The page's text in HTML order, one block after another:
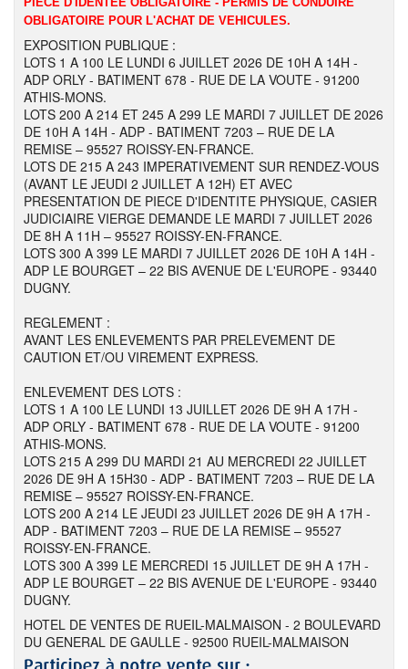
OBLIGATOIRE POUR L'ACHAT DE VEHICULES.
EXPOSITION PUBLIQUE :
LOTS 1 A 100 LE LUNDI 6 JUILLET 2026 DE 10H A 14H -
ADP ORLY - BATIMENT 678 - RUE DE LA VOUTE - 91200
ATHIS-MONS.
LOTS 200 A 214 ET 245 A 299 LE MARDI 7 JUILLET DE 2026
DE 10H A 14H - ADP - BATIMENT 7203 – RUE DE LA
REMISE – 95527 ROISSY-EN-FRANCE.
LOTS DE 215 A 243 IMPERATIVEMENT SUR RENDEZ-VOUS
(AVANT LE JEUDI 2 JUILLET A 12H) ET AVEC
PRESENTATION DE PIECE D'IDENTITE PHYSIQUE, CASIER
JUDICIAIRE VIERGE DEMANDE LE MARDI 7 JUILLET 2026
DE 8H A 11H – 95527 ROISSY-EN-FRANCE.
LOTS 300 A 399 LE MARDI 7 JUILLET 2026 DE 10H A 14H -
ADP LE BOURGET – 22 BIS AVENUE DE L'EUROPE - 93440
DUGNY.
REGLEMENT :
AVANT LES ENLEVEMENTS PAR PRELEVEMENT DE
CAUTION ET/OU VIREMENT EXPRESS.
ENLEVEMENT DES LOTS :
LOTS 1 A 100 LE LUNDI 13 JUILLET 2026 DE 9H A 17H -
ADP ORLY - BATIMENT 678 - RUE DE LA VOUTE - 91200
ATHIS-MONS.
LOTS 215 A 299 DU MARDI 21 AU MERCREDI 22 JUILLET
2026 DE 9H A 15H30 - ADP - BATIMENT 7203 – RUE DE LA
REMISE – 95527 ROISSY-EN-FRANCE.
LOTS 200 A 214 LE JEUDI 23 JUILLET 2026 DE 9H A 17H -
ADP - BATIMENT 7203 – RUE DE LA REMISE – 95527
ROISSY-EN-FRANCE.
LOTS 300 A 399 LE MERCREDI 15 JUILLET DE 9H A 17H -
ADP LE BOURGET – 22 BIS AVENUE DE L'EUROPE - 93440
DUGNY.
HOTEL DE VENTES DE RUEIL-MALMAISON - 2 BOULEVARD
DU GENERAL DE GAULLE - 92500 RUEIL-MALMAISON